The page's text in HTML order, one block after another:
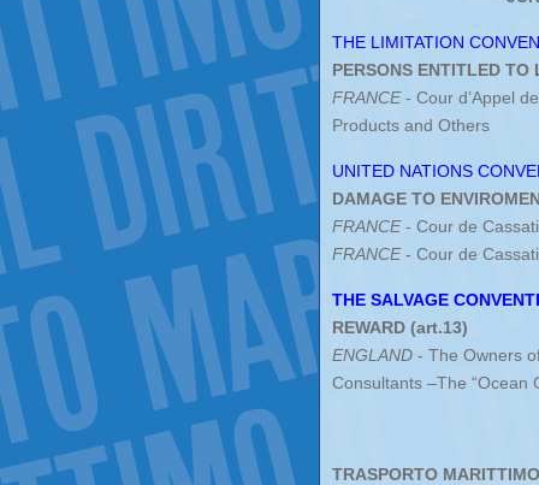
THE LIMITATION
PERSONS ENTITLED TO
FRANCE- Cour d’Appel
Products and Others
UNITED NATIONS
DAMAGE TO
FRANCE- Cour de
FRANCE- Cour de
THE SALVAGE
REWARD (art.13)
ENGLAND - The Owners
Consultants –The “Ocean
TRASPORTO MARITTIMO